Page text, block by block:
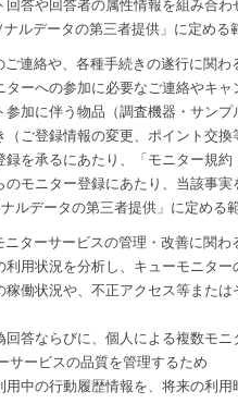
ナルデータの第三者提供」に定め
連絡や、各種手続きの遂行に関わ
ターへの参加に必要なご連絡やキ
参加に伴う物品（調査機器・サン
（ご登録情報の変更、ポイント交
録を承るにあたり、「モニター規
のモニター登録にあたり、当該事
ナルデータの第三者提供」に定め
ターサービスの管理・改善に関わ
利用状況を分析し、キューモニタ
稼働状況や、不正アクセス等また
回答ならびに、個人による複数モ
サービスの品質を管理するため
用中の行動履歴情報を、将来の利